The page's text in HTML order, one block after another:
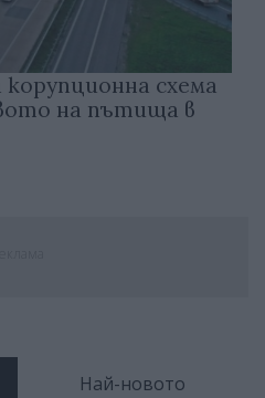
схема
на пътища в
Най-новото